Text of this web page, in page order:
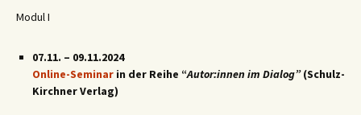
Modul I
07.11. – 09.11.2024
Online-Seminar in der Reihe “Autor:innen im Dialog”(Schulz-
Kirchner Verlag)